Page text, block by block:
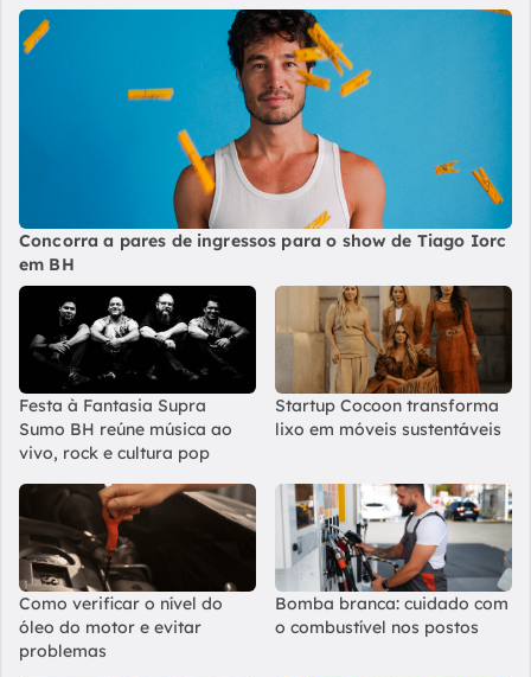
Concorra a pares de ingressos para o show de Tiago Iorc
em BH
Festa à Fantasia Supra
Sumo BH reúne música ao
vivo, rock e cultura pop
Startup Cocoon transforma
lixo em móveis sustentáveis
Como verificar o nível do
óleo do motor e evitar
problemas
Bomba branca: cuidado com
o combustível nos postos